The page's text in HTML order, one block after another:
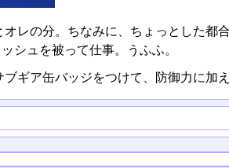
レの分。ちなみに、ちょっとした都
シュを被って仕事。うふふ。
ギア缶バッジをつけて、防御力に加